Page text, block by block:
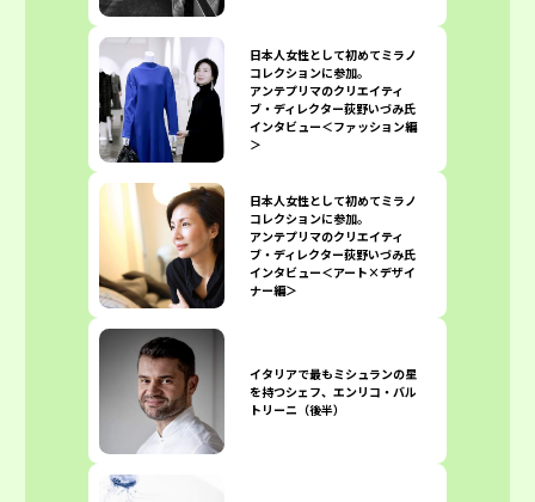
日本人女性として初めてミラノ
コレクションに参加。
アンテプリマのクリエイティ
ブ・ディレクター荻野いづみ氏
インタビュー＜ファッション編
＞
日本人女性として初めてミラノ
コレクションに参加。
アンテプリマのクリエイティ
ブ・ディレクター荻野いづみ氏
インタビュー＜アート×デザイ
ナー編＞
イタリアで最もミシュランの星
を持つシェフ、エンリコ・バル
トリーニ（後半）